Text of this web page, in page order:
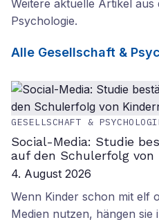
Weitere aktuelle Artikel aus
Psychologie.
Alle Gesellschaft &
GESELLSCHAFT &
Social-Media: Studie
auf den Schulerfolg von
4. August 2026
Wenn Kinder schon mit elf
Medien nutzen, hängen sie